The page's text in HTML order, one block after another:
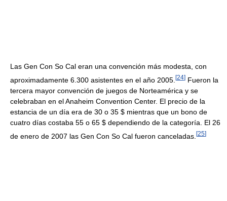
Las Gen Con So Cal eran una convención más modesta, con
aproximadamente 6.300 asistentes en el año 2005. [24] Fueron la
tercera mayor convención de juegos de Norteamérica y se
celebraban en el Anaheim Convention Center. El precio de la
estancia de un día era de 30 o 35 $ mientras que un bono de
cuatro días costaba 55 o 65 $ dependiendo de la categoría. El 26
de enero de 2007 las Gen Con So Cal fueron canceladas. [25]